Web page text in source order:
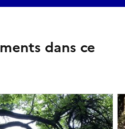
dans ce